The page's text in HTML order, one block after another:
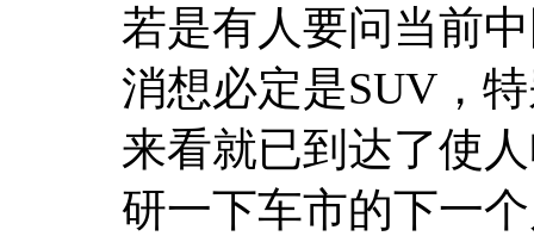
若是有人要问当前
消想必定是SUV，
来看就已到达了使
研一下车市的下一